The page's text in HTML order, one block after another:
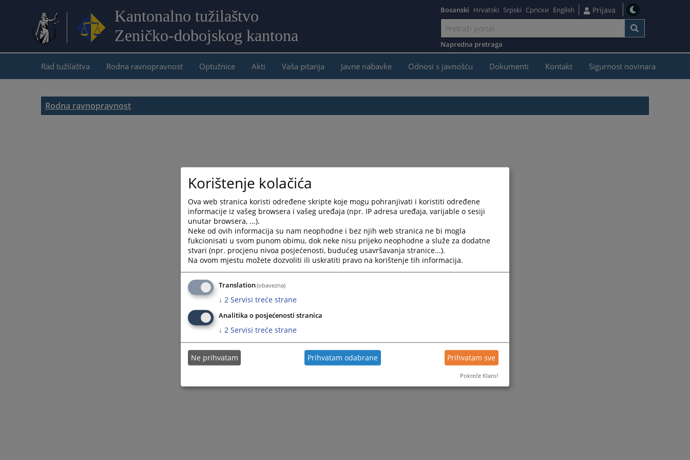
Kantonalno tužilaštvo
Zeničko-dobojskog kantona
sadržaj
Bosanski Hrvatski Srpski Српски English Prijava
Napredna pretraga
Rad tužilaštva Rodna ravnopravnost Optužnice Akti Vaša pitanja Javne nabavke Odnosi s javnošću Dokumenti Kontakt Sigurnost novinara
Rodna ravnopravnost
Korištenje kolačića
Ova web stranica koristi određene skripte koje mogu pohranjivati i koristiti određene
informacije iz vašeg browsera i vašeg uređaja (npr. IP adresa uređaja, varijable o sesiji
unutar browsera, ...).
Neke od ovih informacija su nam neophodne i bez njih web stranica ne bi mogla
fukcionisati u svom punom obimu, dok neke nisu prijeko neophodne a služe za dodatne
stvari (npr. procjenu nivoa posjećenosti, budućeg usavršavanja stranice...).
Na ovom mjestu možete dozvoliti ili uskratiti pravo na korištenje tih informacija.
Translation(obavezna)
↓ 2 Servisi treće strane
Analitika o posjećenosti stranica
↓ 2 Servisi treće strane
Ne prihvatam Prihvatam odabrane Prihvatam sve
Pokreće Klaro!